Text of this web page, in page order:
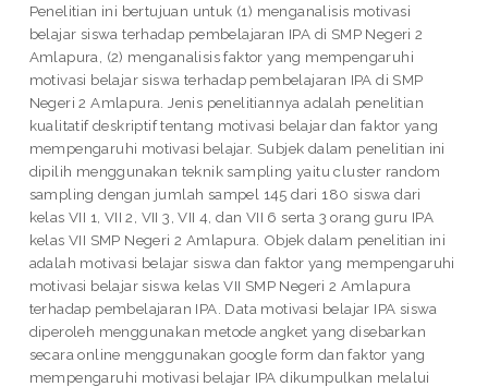
Penelitian ini bertujuan untuk (1) menganalisis motivasi
belajar siswa terhadap pembelajaran IPA di SMP Negeri 2
Amlapura, (2) menganalisis faktor yang mempengaruhi
motivasi belajar siswa terhadap pembelajaran IPA di SMP
Negeri 2 Amlapura. Jenis penelitiannya adalah penelitian
kualitatif deskriptif tentang motivasi belajar dan faktor yang
mempengaruhi motivasi belajar. Subjek dalam penelitian ini
dipilih menggunakan teknik sampling yaitu cluster random
sampling dengan jumlah sampel 145 dari 180 siswa dari
kelas VII 1, VII 2, VII 3, VII 4, dan VII 6 serta 3 orang guru IPA
kelas VII SMP Negeri 2 Amlapura. Objek dalam penelitian ini
adalah motivasi belajar siswa dan faktor yang mempengaruhi
motivasi belajar siswa kelas VII SMP Negeri 2 Amlapura
terhadap pembelajaran IPA. Data motivasi belajar IPA siswa
diperoleh menggunakan metode angket yang disebarkan
secara online menggunakan google form dan faktor yang
mempengaruhi motivasi belajar IPA dikumpulkan melalui